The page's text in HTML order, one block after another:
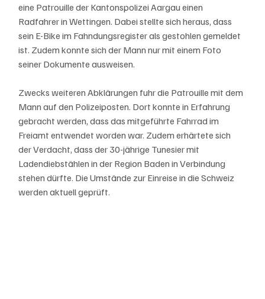
eine Patrouille der Kantonspolizei Aargau einen
Radfahrer in Wettingen. Dabei stellte sich heraus, dass
sein E-Bike im Fahndungsregister als gestohlen gemeldet
ist. Zudem konnte sich der Mann nur mit einem Foto
seiner Dokumente ausweisen.
Zwecks weiteren Abklärungen fuhr die Patrouille mit dem
Mann auf den Polizeiposten. Dort konnte in Erfahrung
gebracht werden, dass das mitgeführte Fahrrad im
Freiamt entwendet worden war. Zudem erhärtete sich
der Verdacht, dass der 30-jährige Tunesier mit
Ladendiebstählen in der Region Baden in Verbindung
stehen dürfte. Die Umstände zur Einreise in die Schweiz
werden aktuell geprüft.